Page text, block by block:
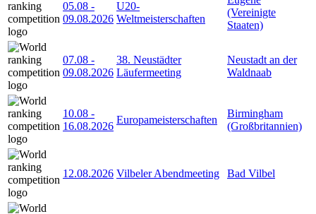
05.08 -
09.08.2026
U20-
Weltmeisterschaften
(Vereinigte
Staaten)
07.08 -
09.08.2026
38. Neustädter
Läufermeeting
Neustadt an der
Waldnaab
10.08 -
16.08.2026
Europameisterschaften
Birmingham
(Großbritannien)
12.08.2026 Vilbeler Abendmeeting Bad Vilbel